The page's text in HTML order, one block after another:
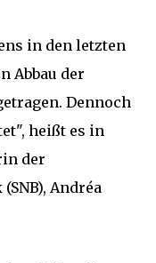
in den letzten
Abbau der
Dennoch
heißt es in
der
Andréa